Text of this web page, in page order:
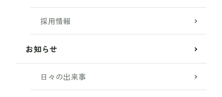
採用情報
お知らせ
日々の出来事